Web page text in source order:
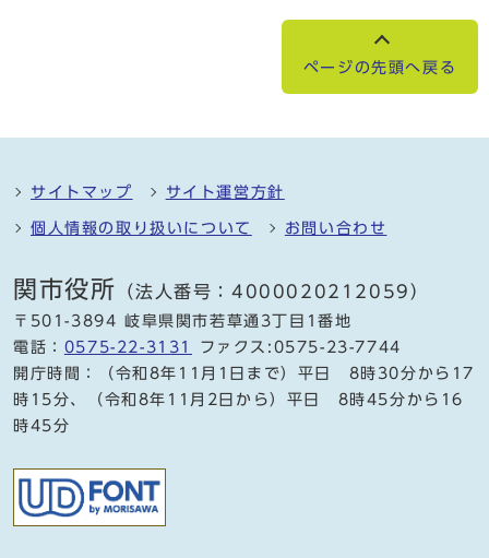
ページの先頭へ戻る
サイトマップ サイト運営方針
個人情報の取り扱いについて お問い合わせ
関市役所 （法人番号：4000020212059）
〒501-3894 岐阜県関市若草通3丁目1番地
電話： 0575-22-3131
ファクス:0575-23-7744
開庁時間：（令和8年11月1日まで）平日 8時30分から17
時15分、（令和8年11月2日から）平日 8時45分から16
時45分